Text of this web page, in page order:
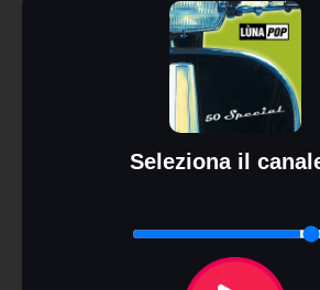
Seleziona il